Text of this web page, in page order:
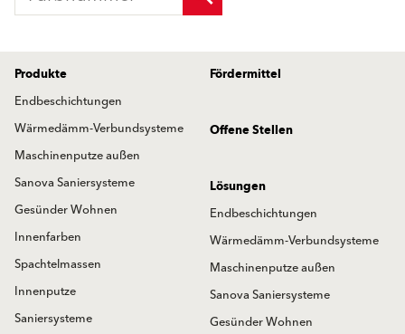
Produkte
Endbeschichtungen
Wärmedämm-Verbundsysteme
Maschinenputze außen
Sanova Saniersysteme
Gesünder Wohnen
Innenfarben
Spachtelmassen
Innenputze
Saniersysteme
Fördermittel
Offene Stellen
Lösungen
Endbeschichtungen
Wärmedämm-Verbundsysteme
Maschinenputze außen
Sanova Saniersysteme
Gesünder Wohnen